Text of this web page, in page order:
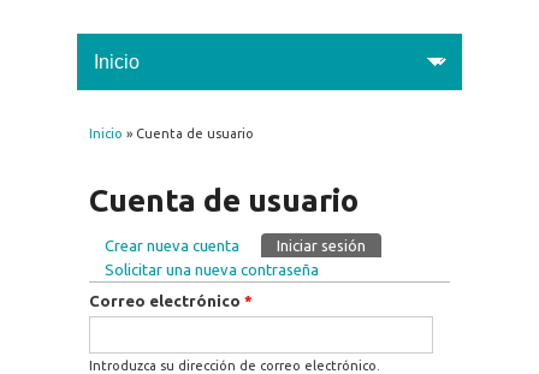
Se encuentra usted aquí
Inicio » Cuenta de usuario
Cuenta de usuario
Solapas principales
Crear nueva cuenta Iniciar sesión
Solicitar una nueva contraseña
Correo electrónico *
Introduzca su dirección de correo electrónico.